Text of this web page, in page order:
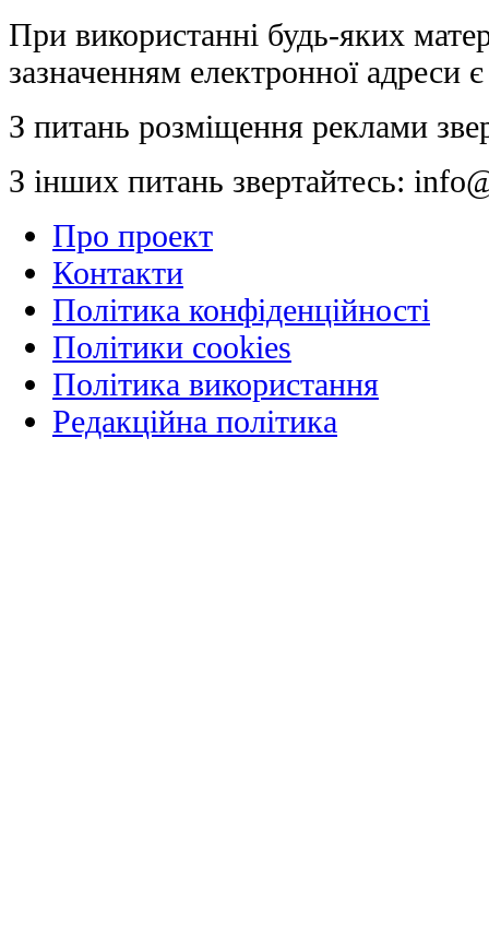
При використанні будь-яких
зазначенням електронної адреси
З питань розміщення реклами
З інших питань звертайтесь:
Про проект
Контакти
Політика конфіденційності
Політики cookies
Політика використання
Редакційна політика